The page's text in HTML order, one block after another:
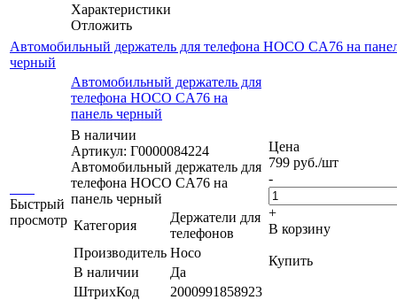
Характеристики
Отложить
Автомобильный держатель для телефона HOCO CA76 на
черный
Быстрый
просмотр
Автомобильный держатель для
телефона HOCO CA76 на
панель черный
В наличии
Артикул: Г0000084224
Автомобильный держатель для
телефона HOCO CA76 на
панель черный
Категория
Держатели для
телефонов
Производитель Hoco
В наличии
Да
ШтрихКод
2000991858923
Цена
799 руб./шт
-
+
В корзину
Купить